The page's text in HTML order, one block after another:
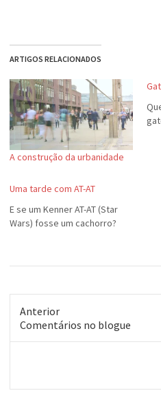
ARTIGOS RELACIONADOS
A construção da urbanidade
Uma tarde com AT-AT
E se um Kenner AT-AT (Star
Wars) fosse um cachorro?
Anterior
Post
Comentários no blogue